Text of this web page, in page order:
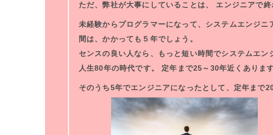
ただ、弊社が大事にしていることは、 エンジニアで終
未経験からプログラマーになって、システムエンジ
間は、かかっても５年でしょう。
センスの良い人なら、もっと短い時間でシステムエン
人生80年の時代です。 定年まで25～30年近くあります
そのうち5年でエンジニアになったとして、 定年まで